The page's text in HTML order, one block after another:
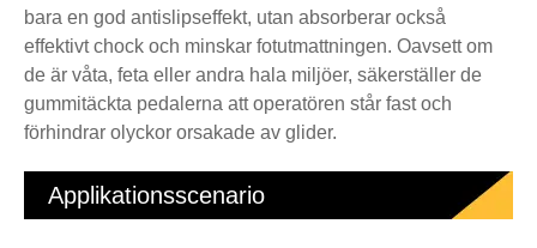
bara en god antislipseffekt, utan absorberar också
effektivt chock och minskar fotutmattningen. Oavsett om
de är våta, feta eller andra hala miljöer, säkerställer de
gummitäckta pedalerna att operatören står fast och
förhindrar olyckor orsakade av glider.
Applikationsscenario